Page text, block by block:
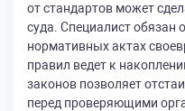
от стандартов может
суда. Специалист обязан
нормативных актах
правил ведет к
законов позволяет
перед проверяющими